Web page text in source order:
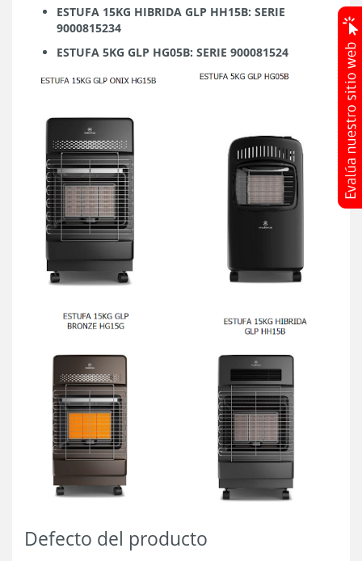
ESTUFA 15KG HIBRIDA GLP HH15B: SERIE
9000815234
ESTUFA 5KG GLP HG05B: SERIE 900081524
Defecto del producto